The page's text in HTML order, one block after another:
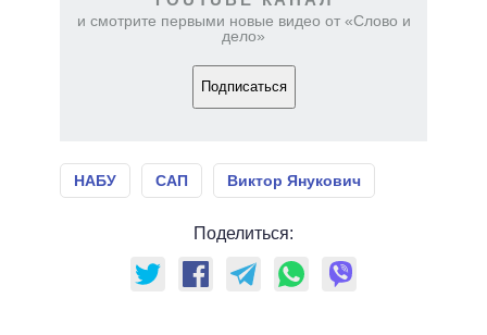
и смотрите первыми новые видео от «Слово и
дело»
Подписаться
НАБУ САП Виктор Янукович
Поделиться: